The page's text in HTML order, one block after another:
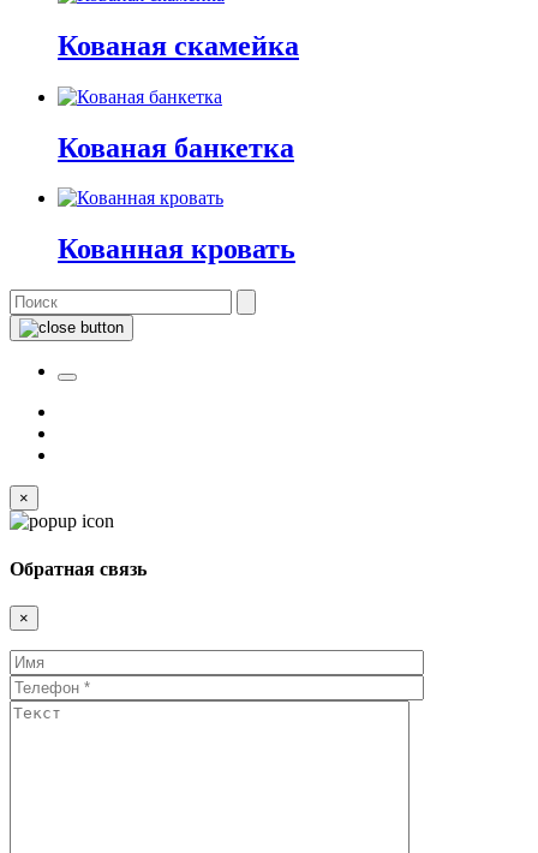
Кованая скамейка
Кованая банкетка
Кованная кровать
×
Обратная связь
×